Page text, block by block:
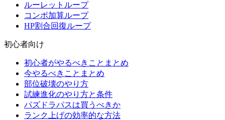
ルーレットループ
コンボ加算ループ
HP割合回復ループ
初心者向け
初心者がやるべきことまとめ
今やるべきことまとめ
部位破壊のやり方
試練進化のやり方と条件
パズドラパスは買うべきか
ランク上げの効率的な方法